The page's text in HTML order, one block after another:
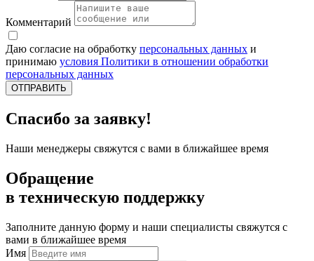
Комментарий
Даю согласие на обработку персональных данных и
принимаю условия Политики в отношении обработки
персональных данных
ОТПРАВИТЬ
Спасибо за заявку!
Наши менеджеры свяжутся с вами в ближайшее время
Обращение
в техническую поддержку
Заполните данную форму и наши специалисты свяжутся с
вами в ближайшее время
Имя